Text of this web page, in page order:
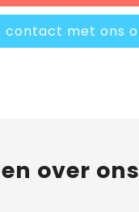
contact met ons
over ons